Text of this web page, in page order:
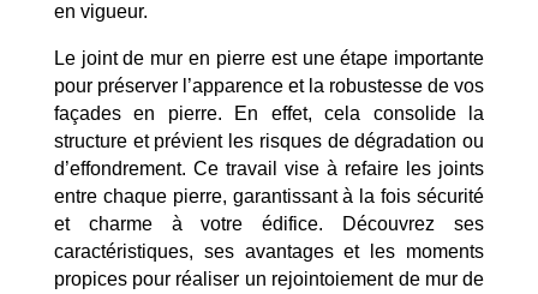
en vigueur.
Le joint de mur en pierre est une étape importante
pour préserver l’apparence et la robustesse de vos
façades en pierre. En effet, cela consolide la
structure et prévient les risques de dégradation ou
d’effondrement. Ce travail vise à refaire les joints
entre chaque pierre, garantissant à la fois sécurité
et charme à votre édifice. Découvrez ses
caractéristiques, ses avantages et les moments
propices pour réaliser un rejointoiement de mur de